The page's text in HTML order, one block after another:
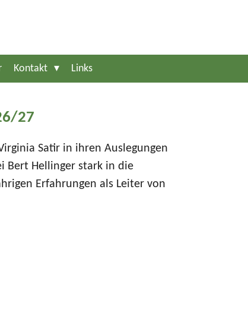
Kontakt Links
27
Satir in ihren Auslegungen
Bert Hellinger stark in die
Erfahrungen als Leiter von